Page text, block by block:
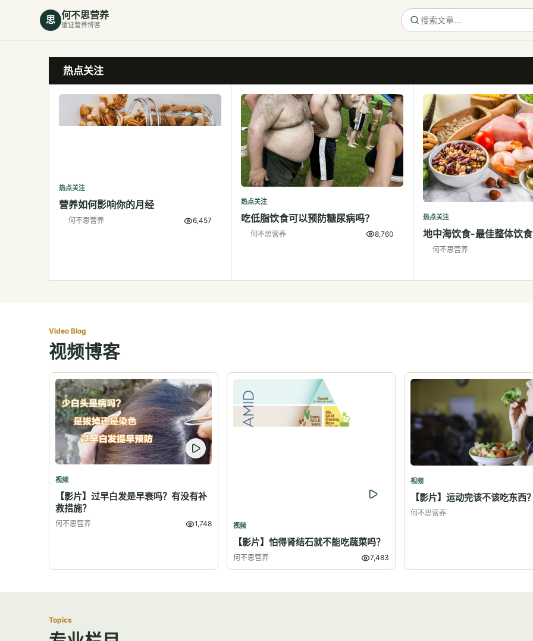
思 何不思营养
循证营养博客
热点关注
热点关注
营养如何影响你的月经
何不思营养 6,457
热点关注
吃低脂饮食可以预防糖尿病吗？
何不思营养 8,760
热点关注
地中海饮食-最佳整体饮食
何不思营养
Video Blog
视频博客
视频
【影片】过早白发是早衰吗？有没有补
救措施？
何不思营养 1,748 视频
【影片】怕得肾结石就不能吃蔬菜吗？
何不思营养 7,483
视频
【影片】运动完该不该吃东西
何不思营养
Topics